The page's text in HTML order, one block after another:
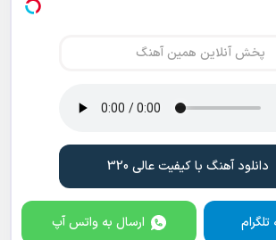
پخش آنلاین همین آهنگ
دانلود آهنگ با کیفیت عالی 320
ارسال به واتس آپ